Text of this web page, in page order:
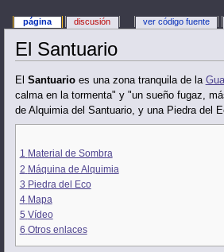
El Santuario
El Santuarioes una zona tranquila de la
calma en la tormenta" y "un sueño fugaz,
de Alquimia del Santuario, y una Piedra del
1 Material de Sombra
2 Máquina de Alquimia
3 Piedra del Eco
4 Mapa
5 Vídeo
6 Otros enlaces
página discusión ver código fuente